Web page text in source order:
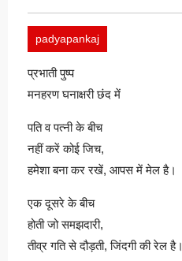
padyapankaj
प्रभाती पुष्प
मनहरण घनाक्षरी छंद में
पति व पत्नी के बीच
नहीं करें कोई जिच,
हमेशा बना कर रखें, आपस में मेल है।
एक दूसरे के बीच
होती जो समझदारी,
तीव्र गति से दौड़ती, जिंदगी की रेल है।